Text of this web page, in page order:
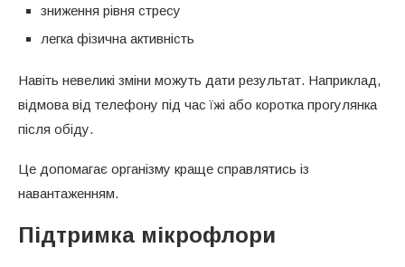
зниження рівня стресу
легка фізична активність
Навіть невеликі зміни можуть дати результат. Наприклад,
відмова від телефону під час їжі або коротка прогулянка
після обіду.
Це допомагає організму краще справлятись із
навантаженням.
Підтримка мікрофлори